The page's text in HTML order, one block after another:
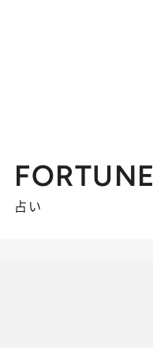
FORTUNE
占い